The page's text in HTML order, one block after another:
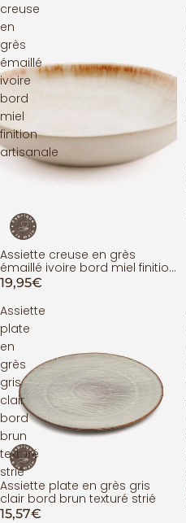
creuse
en
grès
émaillé
ivoire
bord
miel
finition
artisanale
Assiette creuse en grès
émaillé ivoire bord miel finition
artisanale
19,95€
Assiette
plate
en
grès
gris
clair
bord
brun
texturé
strié
ÉPUISÉ
Assiette plate en grès gris
clair bord brun texturé strié
15,57€